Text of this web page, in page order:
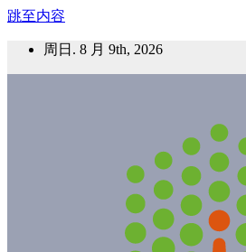
跳至内容
周日. 8 月 9th, 2026